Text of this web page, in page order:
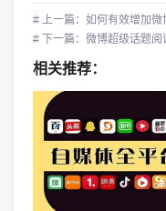
# 上一篇：如何有效增加
# 下一篇：微博超级话题
相关推荐：